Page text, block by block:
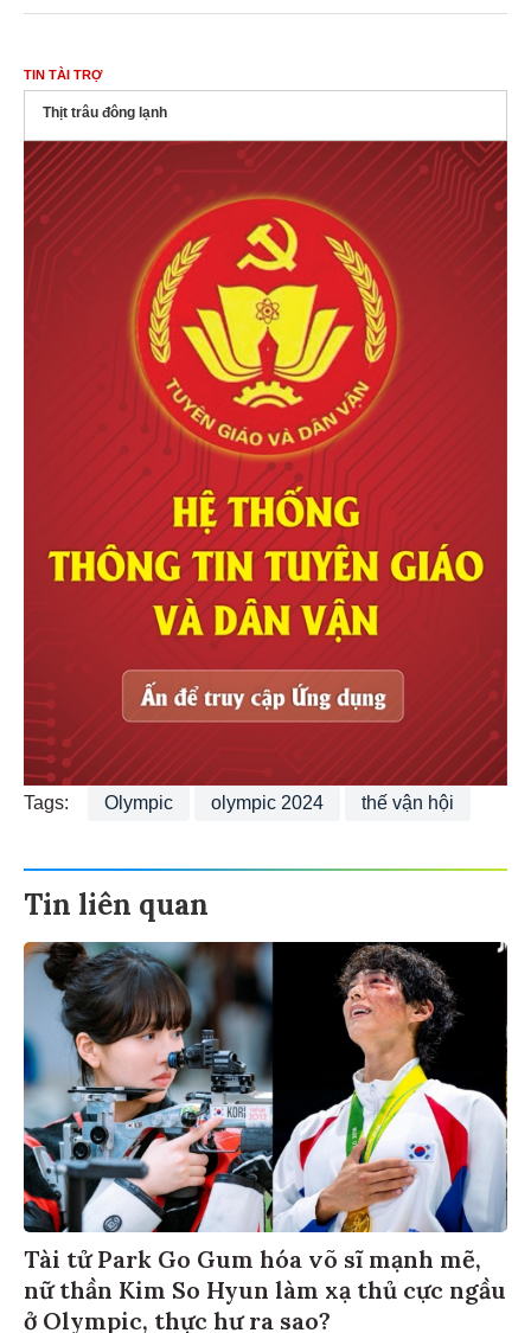
TIN TÀI TRỢ
Thịt trâu đông lạnh
Tags: Olympic olympic 2024 thế vận hội
Tin liên quan
Tài tử Park Go Gum hóa võ sĩ mạnh mẽ,
nữ thần Kim So Hyun làm xạ thủ cực ngầu
ở Olympic, thực hư ra sao?